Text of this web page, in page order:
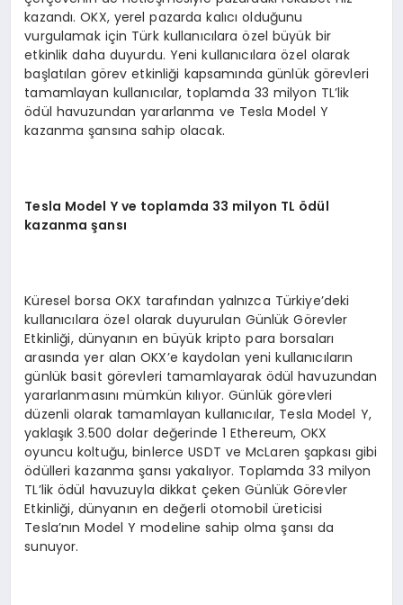
kazandı. OKX, yerel pazarda kalıcı olduğunu
vurgulamak için Türk kullanıcılara özel büyük bir
etkinlik daha duyurdu. Yeni kullanıcılara özel olarak
başlatılan görev etkinliği kapsamında günlük görevleri
tamamlayan kullanıcılar, toplamda 33 milyon TL’lik
ödül havuzundan yararlanma ve Tesla Model Y
kazanma şansına sahip olacak.
Tesla Model Y ve toplamda 33 milyon TL ödül
kazanma şansı
Küresel borsa OKX tarafından yalnızca Türkiye’deki
kullanıcılara özel olarak duyurulan Günlük Görevler
Etkinliği, dünyanın en büyük kripto para borsaları
arasında yer alan OKX’e kaydolan yeni kullanıcıların
günlük basit görevleri tamamlayarak ödül havuzundan
yararlanmasını mümkün kılıyor. Günlük görevleri
düzenli olarak tamamlayan kullanıcılar, Tesla Model Y,
yaklaşık 3.500 dolar değerinde 1 Ethereum, OKX
oyuncu koltuğu, binlerce USDT ve McLaren şapkası gibi
ödülleri kazanma şansı yakalıyor. Toplamda 33 milyon
TL’lik ödül havuzuyla dikkat çeken Günlük Görevler
Etkinliği, dünyanın en değerli otomobil üreticisi
Tesla’nın Model Y modeline sahip olma şansı da
sunuyor.